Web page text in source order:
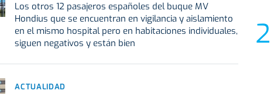
Los otros 12 pasajeros españoles del buque MV
Hondius que se encuentran en vigilancia y aislamiento
en el mismo hospital pero en habitaciones individuales,
siguen negativos y están bien
ACTUALIDAD